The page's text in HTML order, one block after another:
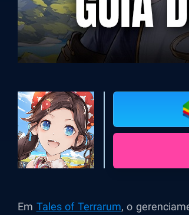
Em Tales of Terrarum, o